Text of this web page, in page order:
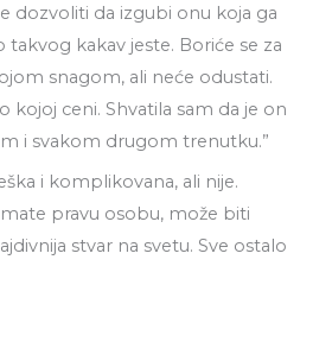
dozvoliti da izgubi onu koja ga
takvog kakav jeste. Boriće se za
snagom, ali neće odustati.
kojoj ceni. Shvatila sam da je on
i svakom drugom trenutku.”
i komplikovana, ali nije.
pravu osobu, može biti
stvar na svetu. Sve ostalo